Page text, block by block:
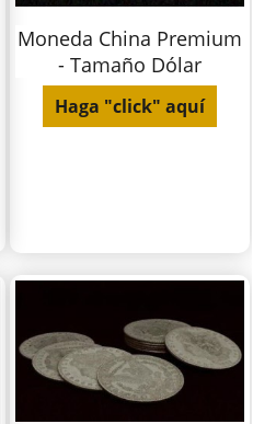
Moneda China Premium
- Tamaño Dólar
Haga "click" aquí